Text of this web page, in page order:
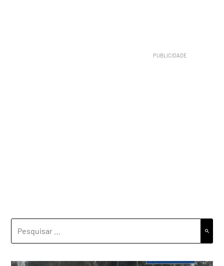
POR: